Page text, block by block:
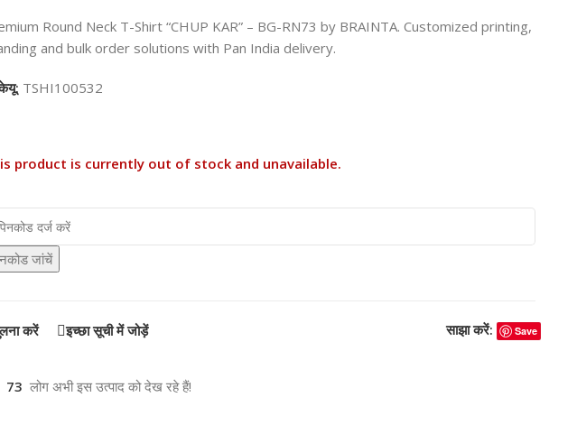
Round Neck T-Shirt “CHUP KAR” – BG-RN73 by BRAINTA. Customized printing,
and bulk order solutions with Pan India delivery.
TSHI100532
product is currently out of stock and unavailable.
जांचें
करें इच्छा सूची में जोड़ें साझा करें: Save
73 लोग अभी इस उत्पाद को देख रहे हैं!